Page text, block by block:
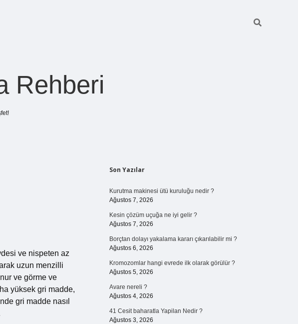
Rehberi
ve nispeten az
uzun menzilli
ve görme ve
yüksek gri madde,
gri madde nasıl
Sidebar
Son Yazılar
Kurutma makinesi ütü kuruluğu nedir ?
Ağustos 7, 2026
Kesin çözüm uçuğa ne iyi gelir ?
Ağustos 7, 2026
Borçtan dolayı yakalama kararı çıkarılabilir mi ?
Ağustos 6, 2026
Kromozomlar hangi evrede ilk olarak görülür ?
Ağustos 5, 2026
Avare nereli ?
Ağustos 4, 2026
41 Cesit baharatla Yapilan Nedir ?
Ağustos 3, 2026